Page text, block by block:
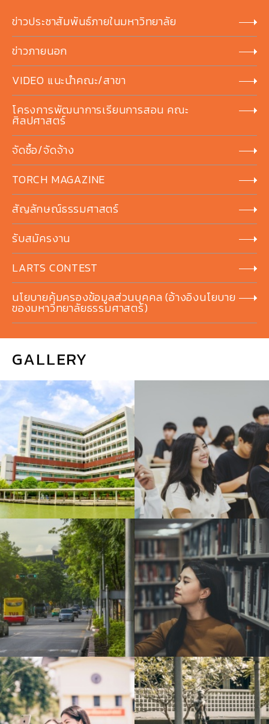
ข่าวประชาสัมพันธ์ภายในมหาวิทยาลัย
ข่าวภายนอก
VIDEO แนะนำคณะ/สาขา
โครงการพัฒนาการเรียนการสอน คณะ
ศิลปศาสตร์
จัดซื้อ/จัดจ้าง
TORCH MAGAZINE
สัญลักษณ์ธรรมศาสตร์
รับสมัครงาน
LARTS CONTEST
นโยบายคุ้มครองข้อมูลส่วนบุคคล (อ้างอิงนโยบาย
ของมหาวิทยาลัยธรรมศาสตร์)
GALLERY